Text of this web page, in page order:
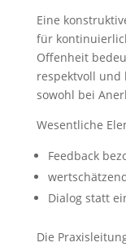
Eine
für
Offenheit
respektvoll
sowohl bei
Wesentliche
Feedback
Dialog statt
Die